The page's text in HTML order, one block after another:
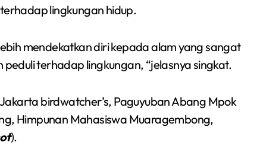
lingkungan hidup.
mendekatkan diri kepada alam yang sangat
terhadap lingkungan, “jelasnya singkat.
birdwatcher’s, Paguyuban Abang Mpok
Himpunan Mahasiswa Muaragembong,
).